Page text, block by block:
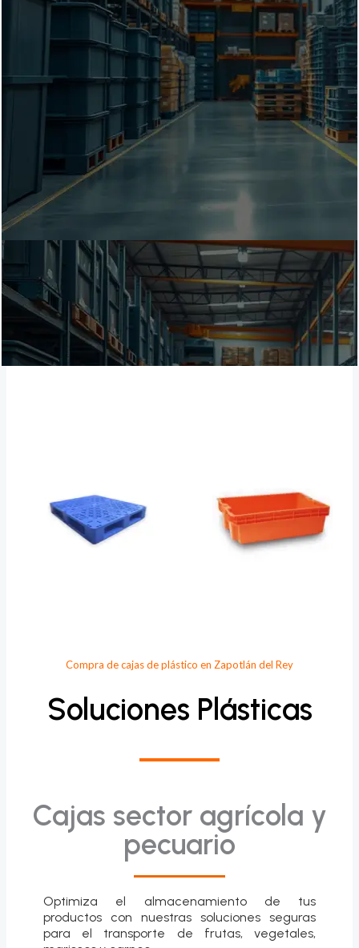
Compra de cajas de plástico en Zapotlán del Rey
Soluciones Plásticas
Cajas sector agrícola y
pecuario
Optimiza el almacenamiento de tus
productos con nuestras soluciones seguras
para el transporte de frutas, vegetales,